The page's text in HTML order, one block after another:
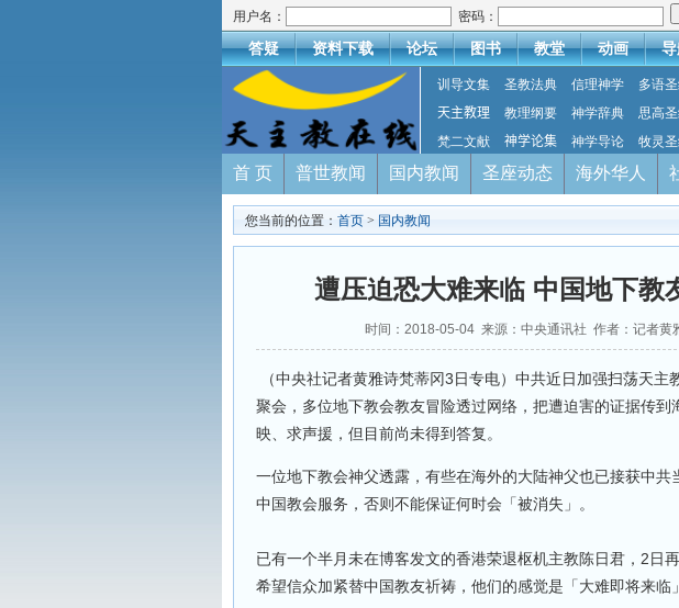
用户名： 密码：
答疑 资料下载 论坛 图书 教堂 动画
训导文集 圣教法典 信理神学 多语
天主教理
教理纲要 神学辞典 思高
梵二文献
神学论集 神学导论 牧灵
首 页 普世教闻 国内教闻 圣座动态 海外华人
您当前的位置： 首页 > 国内教闻
遭压迫恐大难来临 中国地下教
时间：2018-05-04 来源：中央通讯社 作者：记者黄
（中央社记者黄雅诗梵蒂冈3日专电）中共近日加强扫荡天主
聚会，多位地下教会教友冒险透过网络，把遭迫害的证据传到
映、求声援，但目前尚未得到答复。
一位地下教会神父透露，有些在海外的大陆神父也已接获中共
中国教会服务，否则不能保证何时会「被消失」。
已有一个半月未在博客发文的香港荣退枢机主教陈日君，2日
希望信众加紧替中国教友祈祷，他们的感觉是「大难即将来临